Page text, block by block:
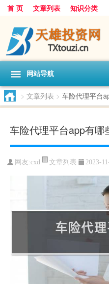
首 页 文章列表 知识分类
网站导航
> 文章列表 > 车险代理平台
车险代理平台app有哪
网友:cxd 文章列表 2023-